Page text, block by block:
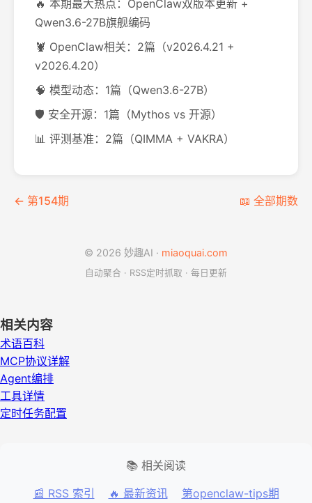
🔥 本期最大热点：OpenClaw双版本更新 +
Qwen3.6-27B旗舰编码
🦞 OpenClaw相关：2篇（v2026.4.21 +
v2026.4.20）
🧠 模型动态：1篇（Qwen3.6-27B）
🛡️ 安全开源：1篇（Mythos vs 开源）
📊 评测基准：2篇（QIMMA + VAKRA）
← 第154期 📖 全部期数
© 2026 妙趣AI · miaoquai.com
自动聚合 · RSS定时抓取 · 每日更新
相关内容
术语百科
MCP协议详解
Agent编排
工具详情
定时任务配置
📚 相关阅读
📰 RSS 索引
🔥 最新资讯
第openclaw-tips期